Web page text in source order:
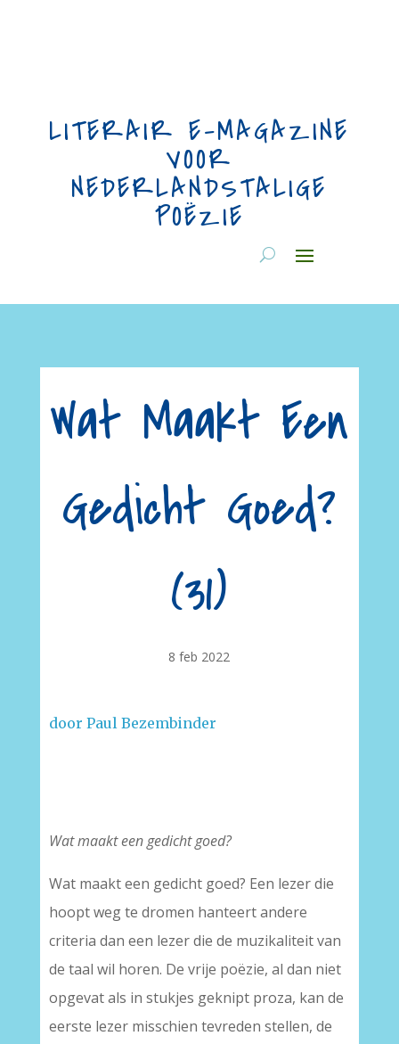
LITERAIR E-MAGAZINE
VOOR
NEDERLANDSTALIGE
POËZIE
Wat Maakt Een
Gedicht Goed?
(31)
8 feb 2022
door Paul Bezembinder
Wat maakt een gedicht goed?
Wat maakt een gedicht goed? Een lezer die
hoopt weg te dromen hanteert andere
criteria dan een lezer die de muzikaliteit van
de taal wil horen. De vrije poëzie, al dan niet
opgevat als in stukjes geknipt proza, kan de
eerste lezer misschien tevreden stellen, de